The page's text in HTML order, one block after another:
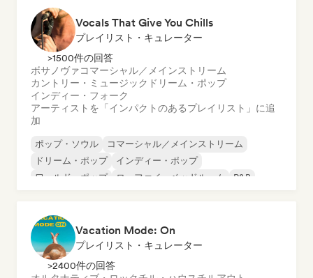
Vocals That Give You Chills
プレイリスト・キュレーター
>1500件の回答
ボサノヴァコマーシャル／メインストリーム
カントリー・ミュージック ドリーム・ポップ
インディー・フォーク
アーティストを「インパクトのあるプレイリスト」に追
加
ポップ・ソウル
コマーシャル／メインストリーム
ドリーム・ポップ
インディー・ポップ
ワールド・ポップ
ローファイ・ベッドルーム
R&B
Vacation Mode: On
プレイリスト・キュレーター
>2400件の回答